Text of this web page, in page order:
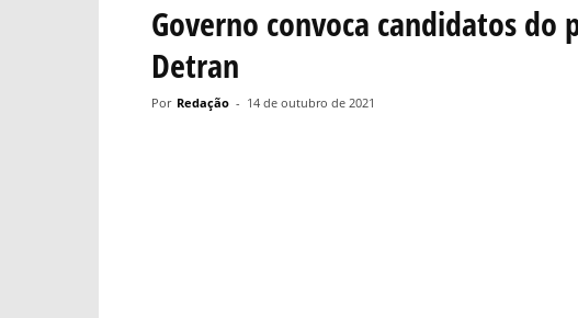
Governo convoca candidatos do
Detran
Por Redação - 14 de outubro de 2021